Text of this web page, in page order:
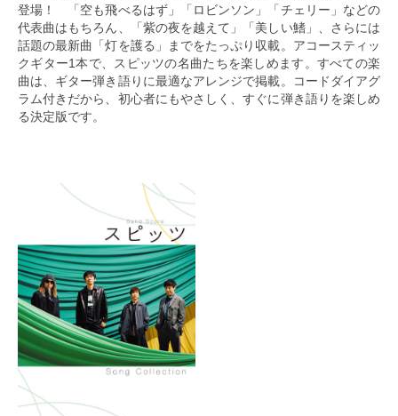
登場！ 「空も飛べるはず」「ロビンソン」「チェリー」などの
代表曲はもちろん、「紫の夜を越えて」「美しい鰭」、さらには
話題の最新曲「灯を護る」までをたっぷり収載。アコースティッ
クギター1本で、スピッツの名曲たちを楽しめます。すべての楽
曲は、ギター弾き語りに最適なアレンジで掲載。コードダイアグ
ラム付きだから、初心者にもやさしく、すぐに弾き語りを楽しめ
る決定版です。